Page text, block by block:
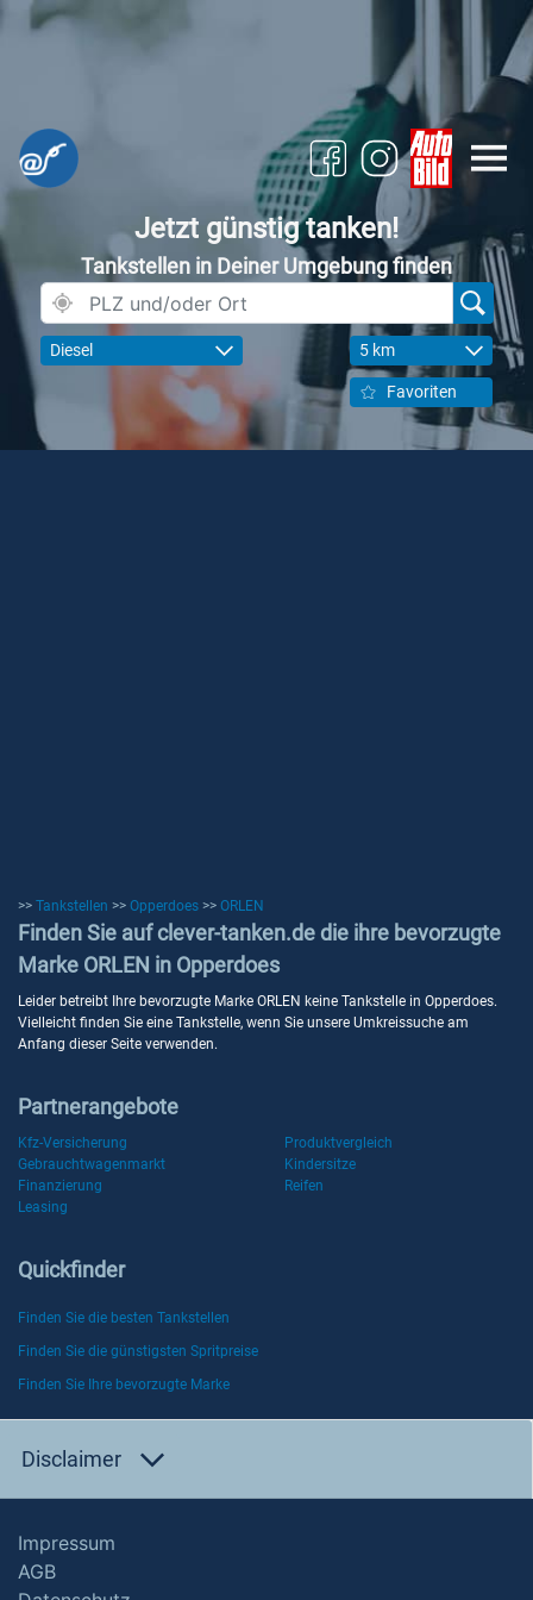
Jetzt günstig tanken!
Tankstellen in Deiner Umgebung finden
Diesel 5 km
Favoriten
>> Tankstellen >> Opperdoes >> ORLEN
Finden Sie auf clever-tanken.de die ihre bevorzugte
Marke ORLEN in Opperdoes
Leider betreibt Ihre bevorzugte Marke ORLEN keine Tankstelle in Opperdoes.
Vielleicht finden Sie eine Tankstelle, wenn Sie unsere Umkreissuche am
Anfang dieser Seite verwenden.
Partnerangebote
Kfz-Versicherung
Produktvergleich
Gebrauchtwagenmarkt
Kindersitze
Finanzierung
Reifen
Leasing
Quickfinder
Finden Sie die besten Tankstellen
Finden Sie die günstigsten Spritpreise
Finden Sie Ihre bevorzugte Marke
Disclaimer
Impressum
AGB